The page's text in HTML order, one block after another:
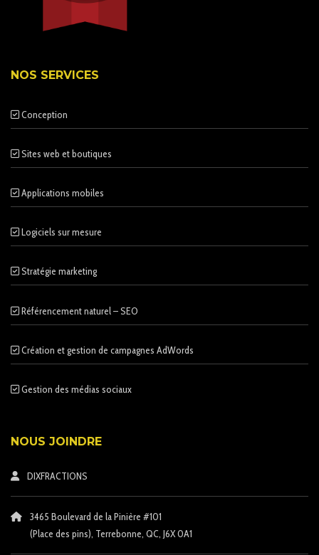
NOS SERVICES
Conception
Sites web et boutiques
Applications mobiles
Logiciels sur mesure
Stratégie marketing
Référencement naturel – SEO
Création et gestion de campagnes AdWords
Gestion des médias sociaux
NOUS JOINDRE
DIXFRACTIONS
3465 Boulevard de la Pinière #101
(Place des pins), Terrebonne, QC, J6X 0A1